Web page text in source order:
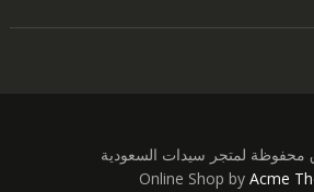
محفوظة لمتجر سيدات السعودية
Online Shop by Acme